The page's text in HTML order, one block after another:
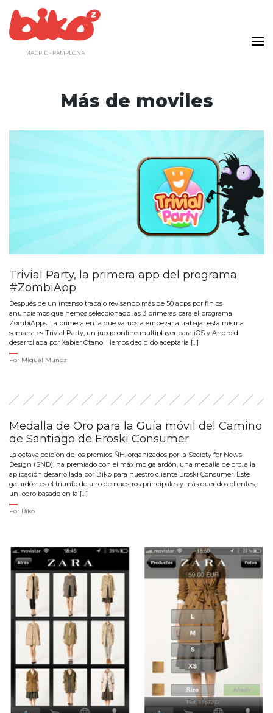
contenido
MADRID - PAMPLONA
Más de moviles
Trivial Party, la primera app del programa
#ZombiApp
Después de un intenso trabajo revisando más de 50 apps por fin os
anunciamos que hemos seleccionado las 3 primeras para el programa
ZombiApps. La primera en la que vamos a empezar a trabajar esta misma
semana es Trivial Party, un juego online multiplayer para iOS y Android
desarrollada por Xabier Otano. Hemos decidido aceptarla […]
Por Miguel Muñoz
Medalla de Oro para la Guía móvil del Camino
de Santiago de Eroski Consumer
La octava edición de los premios ÑH, organizados por la Society for News
Design (SND), ha premiado con el máximo galardón, una medalla de oro, a la
aplicación desarrollada por Biko para nuestro cliente Eroski Consumer. Este
galardón es el triunfo de uno de nuestros principales y más queridos clientes,
un logro basado en la […]
Por Biko